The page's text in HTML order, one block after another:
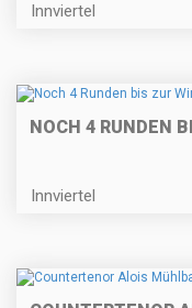
Innviertel
NOCH 4 RUNDEN
Innviertel